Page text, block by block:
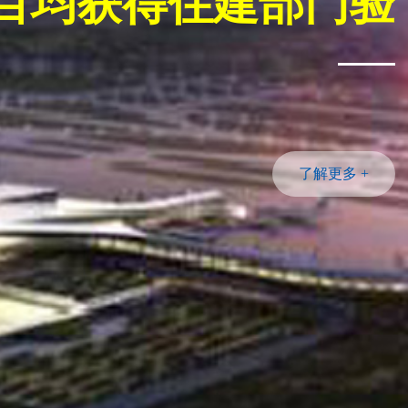
了解更多 +
和优质服务，为人民生命财产和社会美好生活提供安全保障